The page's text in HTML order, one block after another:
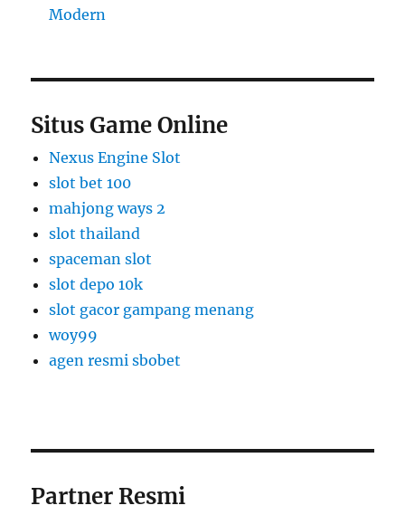
Modern
Situs Game Online
Nexus Engine Slot
slot bet 100
mahjong ways 2
slot thailand
spaceman slot
slot depo 10k
slot gacor gampang menang
woy99
agen resmi sbobet
Partner Resmi